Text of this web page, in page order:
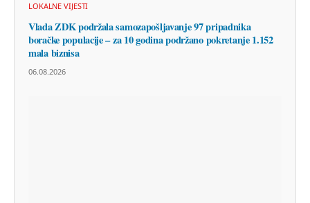
LOKALNE VIJESTI
Vlada ZDK podržala samozapošljavanje 97 pripadnika
boračke populacije – za 10 godina podržano pokretanje 1.152
mala biznisa
06.08.2026